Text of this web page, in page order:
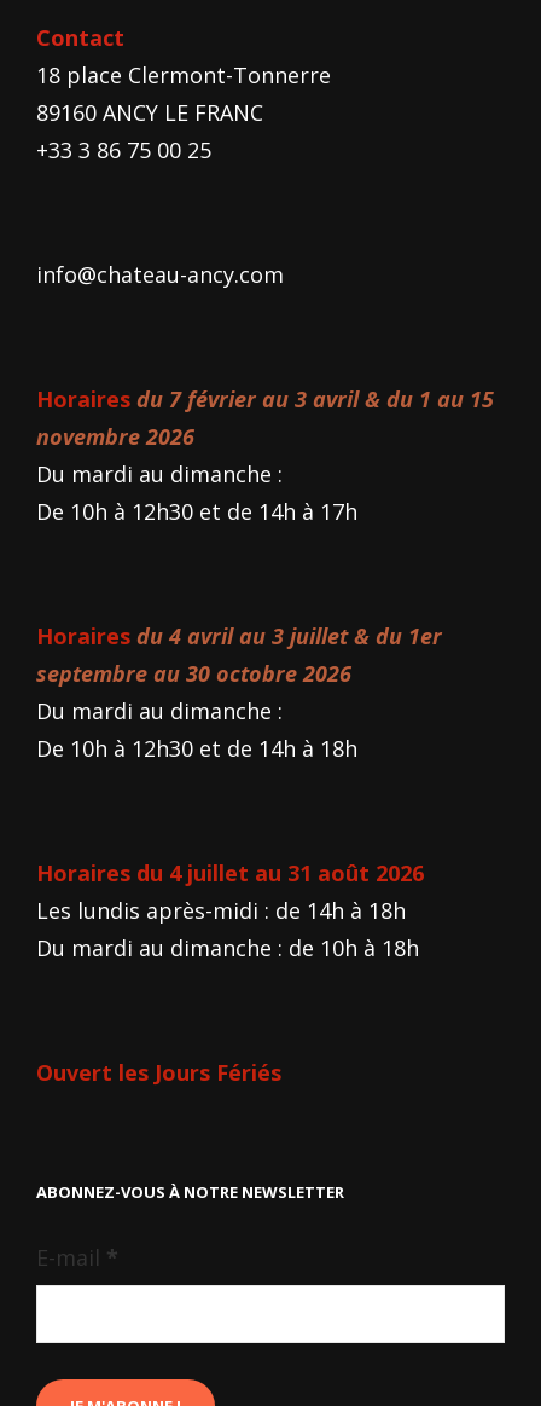
Contact
18 place Clermont-Tonnerre
89160 ANCY LE FRANC
+33 3 86 75 00 25
info@chateau-ancy.com
Horaires du 7 février au 3 avril & du 1 au 15
novembre 2026
Du mardi au dimanche :
De 10h à 12h30 et de 14h à 17h
Horaires du 4 avril au 3 juillet & du 1er
septembre au 30 octobre 2026
Du mardi au dimanche :
De 10h à 12h30 et de 14h à 18h
Horaires du 4 juillet au 31 août 2026
Les lundis après-midi : de 14h à 18h
Du mardi au dimanche : de 10h à 18h
Ouvert les Jours Fériés
ABONNEZ-VOUS À NOTRE NEWSLETTER
E-mail *